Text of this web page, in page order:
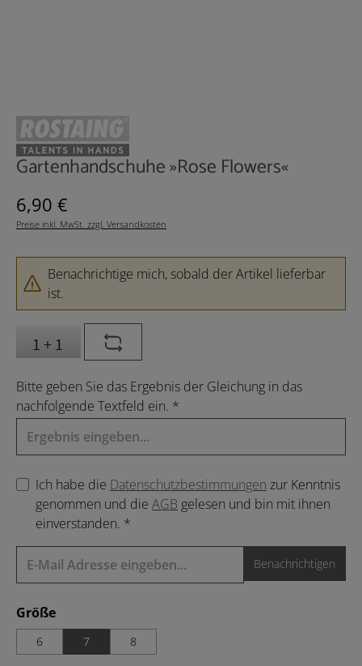
Gartenhandschuhe »Rose Flowers«
Regulärer Preis:
6,90 €
Preise inkl. MwSt. zzgl. Versandkosten
Benachrichtige mich, sobald der Artikel lieferbar
ist.
Bitte geben Sie das Ergebnis der Gleichung in das
nachfolgende Textfeld ein. *
Ich habe die Datenschutzbestimmungen zur Kenntnis
genommen und die AGB gelesen und bin mit ihnen
einverstanden. *
Benachrichtigen
Größeauswählen
6 7 8